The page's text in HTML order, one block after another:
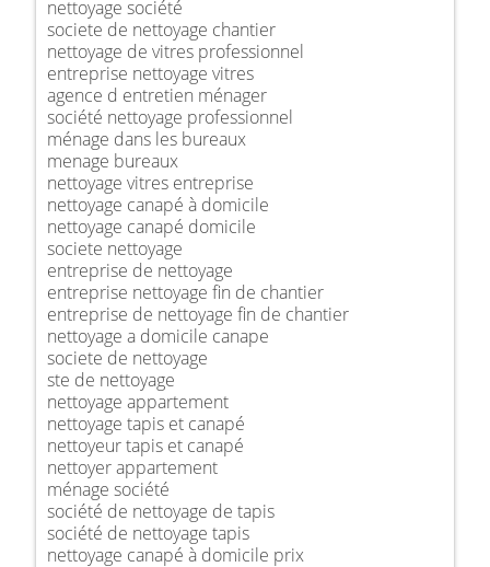
nettoyage société
societe de nettoyage chantier
nettoyage de vitres professionnel
entreprise nettoyage vitres
agence d entretien ménager
société nettoyage professionnel
ménage dans les bureaux
menage bureaux
nettoyage vitres entreprise
nettoyage canapé à domicile
nettoyage canapé domicile
societe nettoyage
entreprise de nettoyage
entreprise nettoyage fin de chantier
entreprise de nettoyage fin de chantier
nettoyage a domicile canape
societe de nettoyage
ste de nettoyage
nettoyage appartement
nettoyage tapis et canapé
nettoyeur tapis et canapé
nettoyer appartement
ménage société
société de nettoyage de tapis
société de nettoyage tapis
nettoyage canapé à domicile prix